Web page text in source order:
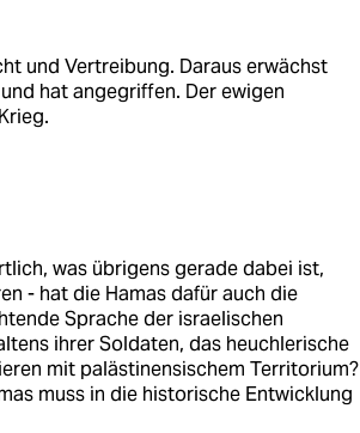
und Vertreibung. Daraus erwächst
hat angegriffen. Der ewigen
was übrigens gerade dabei ist,
- hat die Hamas dafür auch die
Sprache der israelischen
ihrer Soldaten, das heuchlerische
mit palästinensischem Territorium?
muss in die historische Entwicklung